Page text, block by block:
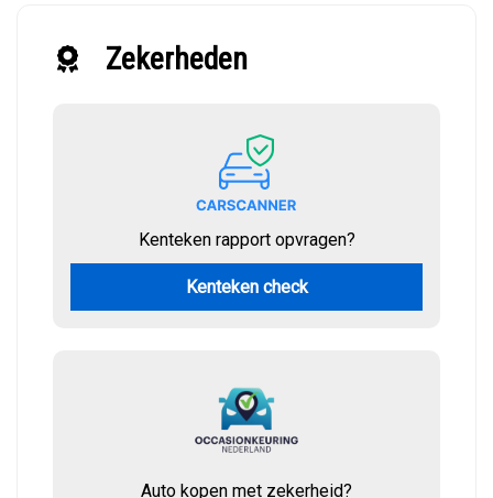
Zekerheden
Kenteken rapport opvragen?
Kenteken check
Auto kopen met zekerheid?